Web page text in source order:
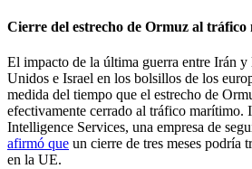
Cierre del estrecho de Ormuz al
El impacto de la última guerra entre Irán y
Unidos e Israel en los bolsillos de los
medida del tiempo que el estrecho de
efectivamente cerrado al tráfico marítimo.
Intelligence Services, una empresa de
afirmó que un cierre de tres meses podría
en la UE.